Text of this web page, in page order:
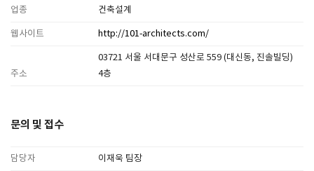
업종 건축설계
웹사이트 http://101-architects.com/
주소
03721 서울 서대문구 성산로 559 (대신동, 진솔빌딩)
4층
문의 및 접수
담당자 이재욱 팀장